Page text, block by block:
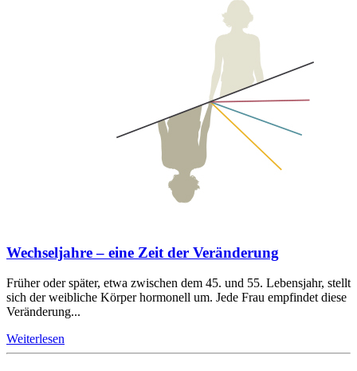
Wechseljahre – eine Zeit der Veränderung
Früher oder später, etwa zwischen dem 45. und 55. Lebensjahr, stellt
sich der weibliche Körper hormonell um. Jede Frau empfindet diese
Veränderung...
Weiterlesen